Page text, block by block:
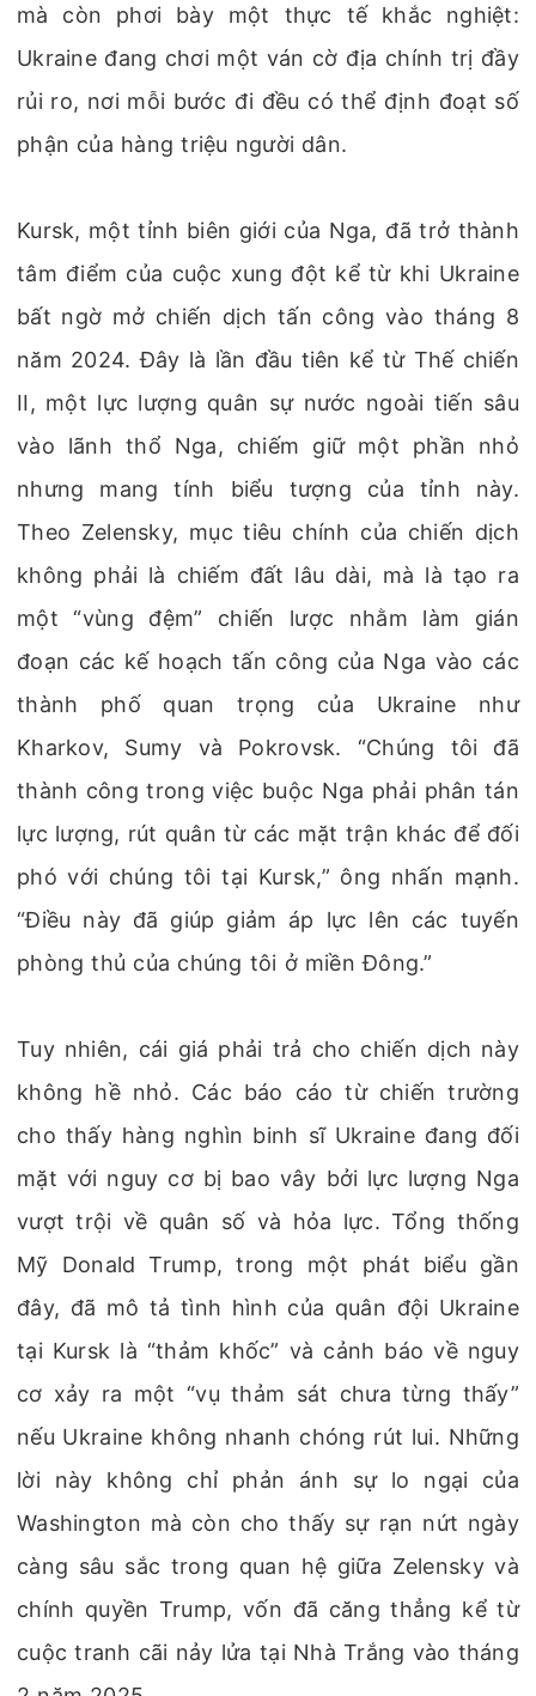
mà còn phơi bày một thực tế khắc nghiệt:
Ukraine đang chơi một ván cờ địa chính trị đầy
rủi ro, nơi mỗi bước đi đều có thể định đoạt số
phận của hàng triệu người dân.
Kursk, một tỉnh biên giới của Nga, đã trở thành
tâm điểm của cuộc xung đột kể từ khi Ukraine
bất ngờ mở chiến dịch tấn công vào tháng 8
năm 2024. Đây là lần đầu tiên kể từ Thế chiến
II, một lực lượng quân sự nước ngoài tiến sâu
vào lãnh thổ Nga, chiếm giữ một phần nhỏ
nhưng mang tính biểu tượng của tỉnh này.
Theo Zelensky, mục tiêu chính của chiến dịch
không phải là chiếm đất lâu dài, mà là tạo ra
một “vùng đệm” chiến lược nhằm làm gián
đoạn các kế hoạch tấn công của Nga vào các
thành phố quan trọng của Ukraine như
Kharkov, Sumy và Pokrovsk. “Chúng tôi đã
thành công trong việc buộc Nga phải phân tán
lực lượng, rút quân từ các mặt trận khác để đối
phó với chúng tôi tại Kursk,” ông nhấn mạnh.
“Điều này đã giúp giảm áp lực lên các tuyến
phòng thủ của chúng tôi ở miền Đông.”
Tuy nhiên, cái giá phải trả cho chiến dịch này
không hề nhỏ. Các báo cáo từ chiến trường
cho thấy hàng nghìn binh sĩ Ukraine đang đối
mặt với nguy cơ bị bao vây bởi lực lượng Nga
vượt trội về quân số và hỏa lực. Tổng thống
Mỹ Donald Trump, trong một phát biểu gần
đây, đã mô tả tình hình của quân đội Ukraine
tại Kursk là “thảm khốc” và cảnh báo về nguy
cơ xảy ra một “vụ thảm sát chưa từng thấy”
nếu Ukraine không nhanh chóng rút lui. Những
lời này không chỉ phản ánh sự lo ngại của
Washington mà còn cho thấy sự rạn nứt ngày
càng sâu sắc trong quan hệ giữa Zelensky và
chính quyền Trump, vốn đã căng thẳng kể từ
cuộc tranh cãi nảy lửa tại Nhà Trắng vào tháng